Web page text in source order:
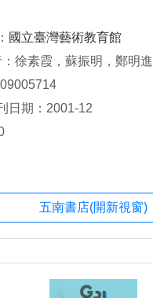
國立臺灣藝術教育館
徐素霞，蘇振明，鄭明進
日期：2001-12
五南書店(開新視窗)